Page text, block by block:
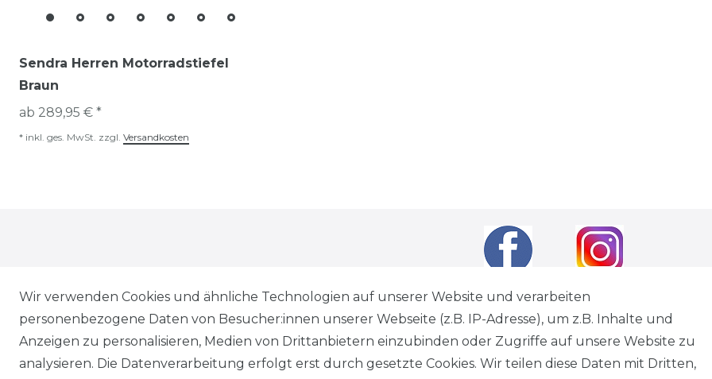
Sendra Herren Motorradstiefel
Braun
ab 289,95 € *
* inkl. ges. MwSt. zzgl. Versandkosten
* Alle Preise inkl. gesetzl. Mehrwertsteuer zzgl. Versandkostenwenn nicht anders angegeben.
** Lieferung innerhalb von Deutschland in 1-3 Werktagen
*** Unverbindliche Preisempfehlung des Herstellers
Wir verwenden Cookies und ähnliche Technologien auf unserer Website und verarbeiten
personenbezogene Daten von Besucher:innen unserer Webseite (z.B. IP-Adresse), um z.B. Inhalte und
Anzeigen zu personalisieren, Medien von Drittanbietern einzubinden oder Zugriffe auf unsere Website zu
analysieren. Die Datenverarbeitung erfolgt erst durch gesetzte Cookies. Wir teilen diese Daten mit Dritten,